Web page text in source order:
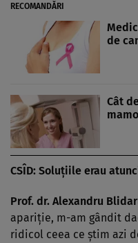
RECOMANDĂRI
de
Cât
CSÎD: Soluţiile erau
Prof. dr. Alexandru
apariţie, m-am gândit
ridicol ceea ce ştim azi